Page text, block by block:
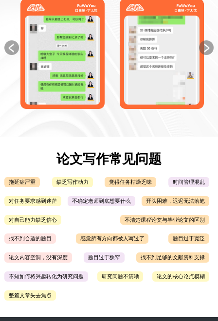
论文写作常见问题
拖延症严重 缺乏写作动力 觉得任务枯燥乏味 时间管理混乱
对任务要求感到迷茫 不确定老师到底想要什么 开头困难，迟迟无法落笔
对自己能力缺乏信心 不清楚课程论文与毕业论文的区别
找不到合适的题目 感觉所有方向都被人写过了 题目过于宽泛
论文内容空洞，没有深度 题目过于狭窄 找不到足够的文献资料支撑
不知如何将兴趣转化为研究问题 研究问题不清晰 论文的核心论点模糊
整篇文章失去焦点